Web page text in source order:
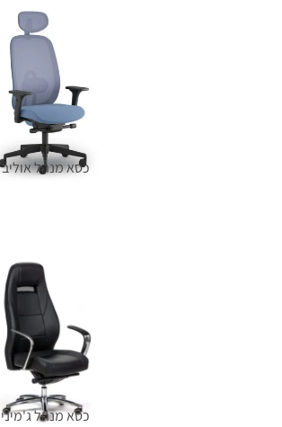
כסא מנהל אוליב
כסא מנהל ג'מיני